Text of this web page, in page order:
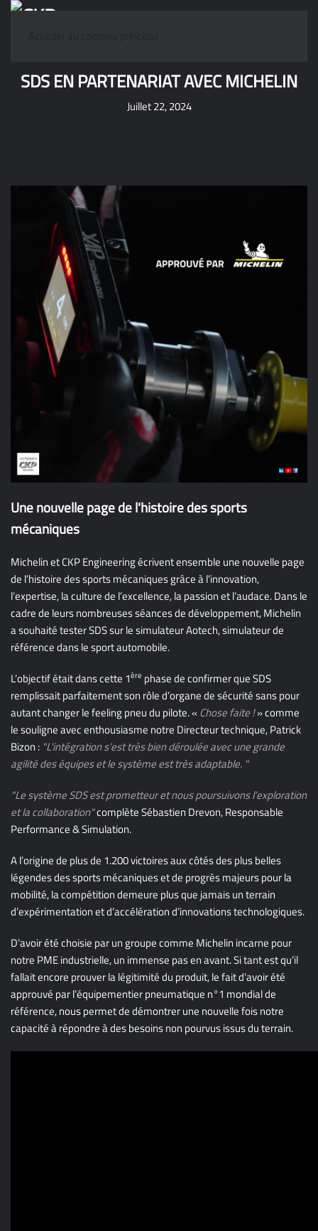
SDS EN PARTENARIAT AVEC MICHELIN
Juillet 22, 2024
Une nouvelle page de l'histoire des sports
mécaniques
Michelin et CKP Engineering écrivent ensemble une nouvelle page
de l’histoire des sports mécaniques grâce à l’innovation,
l’expertise, la culture de l’excellence, la passion et l’audace. Dans le
cadre de leurs nombreuses séances de développement, Michelin
a souhaité tester SDS sur le simulateur Aotech, simulateur de
référence dans le sport automobile.
L’objectif était dans cette 1ère phase de confirmer que SDS
remplissait parfaitement son rôle d’organe de sécurité sans pour
autant changer le feeling pneu du pilote. « Chose faite !» comme
le souligne avec enthousiasme notre Directeur technique, Patrick
Bizon : "L'intégration s’est très bien déroulée avec une grande
agilité des équipes et le système est très adaptable. "
"Le système SDS est prometteur et nous poursuivons l’exploration
et la collaboration"complète Sébastien Drevon, Responsable
Performance & Simulation.
A l’origine de plus de 1.200 victoires aux côtés des plus belles
légendes des sports mécaniques et de progrès majeurs pour la
mobilité, la compétition demeure plus que jamais un terrain
d’expérimentation et d’accélération d’innovations technologiques.
D’avoir été choisie par un groupe comme Michelin incarne pour
notre PME industrielle, un immense pas en avant. Si tant est qu’il
fallait encore prouver la légitimité du produit, le fait d’avoir été
approuvé par l’équipementier pneumatique n°1 mondial de
référence, nous permet de démontrer une nouvelle fois notre
capacité à répondre à des besoins non pourvus issus du terrain.